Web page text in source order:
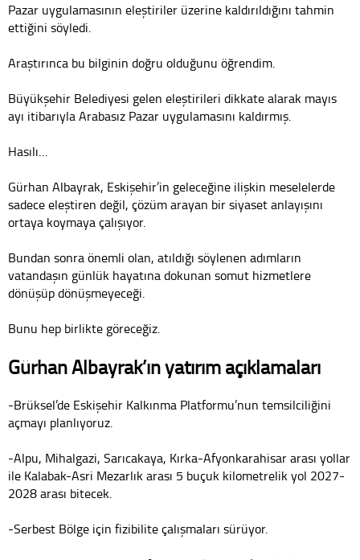
Pazar uygulamasının eleştiriler üzerine kaldırıldığını tahmin
ettiğini söyledi.
Araştırınca bu bilginin doğru olduğunu öğrendim.
Büyükşehir Belediyesi gelen eleştirileri dikkate alarak mayıs
ayı itibarıyla Arabasız Pazar uygulamasını kaldırmış.
Hasılı…
Gürhan Albayrak, Eskişehir’in geleceğine ilişkin meselelerde
sadece eleştiren değil, çözüm arayan bir siyaset anlayışını
ortaya koymaya çalışıyor.
Bundan sonra önemli olan, atıldığı söylenen adımların
vatandaşın günlük hayatına dokunan somut hizmetlere
dönüşüp dönüşmeyeceği.
Bunu hep birlikte göreceğiz.
Gürhan Albayrak’ın yatırım açıklamaları
-Brüksel’de Eskişehir Kalkınma Platformu’nun temsilciliğini
açmayı planlıyoruz.
-Alpu, Mihalgazi, Sarıcakaya, Kırka-Afyonkarahisar arası yollar
ile Kalabak-Asri Mezarlık arası 5 buçuk kilometrelik yol 2027-
2028 arası bitecek.
-Serbest Bölge için fizibilite çalışmaları sürüyor.